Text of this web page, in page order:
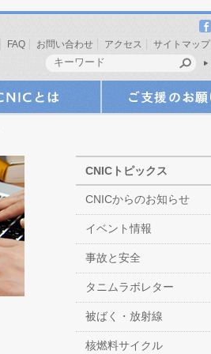
FAQ お問い合わせ アクセス サイトマップ
CNICトピックス
CNICからのお知らせ
イベント情報
事故と安全
タニムラボレター
被ばく・放射線
核燃料サイクル